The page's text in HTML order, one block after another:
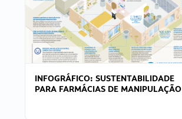
INFOGRÁFICO: SUSTENTABILIDADE
PARA FARMÁCIAS DE MANIPULAÇÃO